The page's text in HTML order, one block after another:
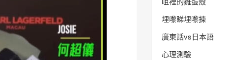
埋嚟睇埋嚟揀
廣東話vs日本語
心理測驗